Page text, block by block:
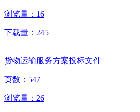
浏览量： 16
下载量： 245
货物运输服务方案投标文件
页数： 547
浏览量： 26